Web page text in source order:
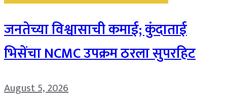
जनतेच्या विश्वासाची कमाई; कुंदाताई
भिसेंचा NCMC उपक्रम ठरला सुपरहिट
August 5, 2026